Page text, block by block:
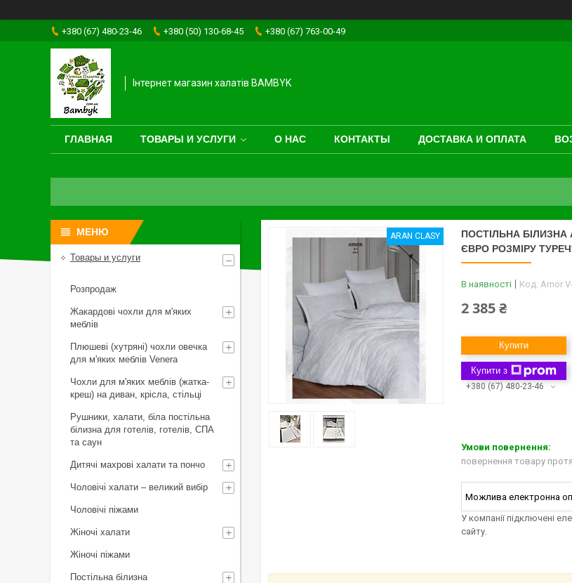
+380 (67) 480-23-46 +380 (50) 130-68-45 +380 (67) 763-00-49
Інтернет магазин халатів BAMBYK
ГЛАВНАЯ ТОВАРЫ И УСЛУГИ О НАС КОНТАКТЫ ДОСТАВКА И ОПЛАТА
ARAN CLASY
ПОСТІЛЬНА БІЛИЗНА
ЄВРО РОЗМІРУ
В наявності Код: Arnor
2 385 ₴
Купити
Купити з
+380 (67) 480-23-46
повернення товару
У компанії підключені
сайту.
Товары и услуги
Розпродаж
Жакардові чохли для м'яких
меблів
Плюшеві (хутряні) чохли овечка
для м'яких меблів Venera
Чохли для м'яких меблів (жатка-
креш) на диван, крісла, стільці
Рушники, халати, біла постільна
білизна для готелів, готелів, СПА
та саун
Дитячі махрові халати та пончо
Чоловічі халати – великий вибір
Чоловічі піжами
Жіночі халати
Жіночі піжами
Постільна білизна